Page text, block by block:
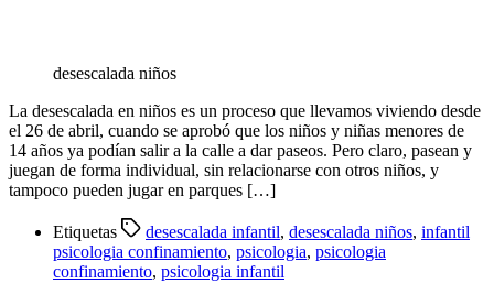
desescalada niños
La desescalada en niños es un proceso que llevamos viviendo desde
el 26 de abril, cuando se aprobó que los niños y niñas menores de
14 años ya podían salir a la calle a dar paseos. Pero claro, pasean y
juegan de forma individual, sin relacionarse con otros niños, y
tampoco pueden jugar en parques […]
Etiquetas desescalada infantil, desescalada niños, infantil
psicologia confinamiento, psicologia, psicologia
confinamiento, psicologia infantil